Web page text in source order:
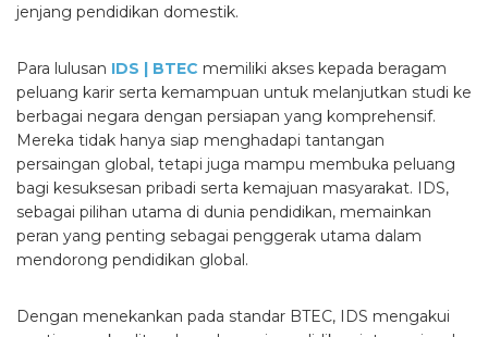
jenjang pendidikan domestik.
Para lulusan IDS | BTEC memiliki akses kepada beragam
peluang karir serta kemampuan untuk melanjutkan studi ke
berbagai negara dengan persiapan yang komprehensif.
Mereka tidak hanya siap menghadapi tantangan
persaingan global, tetapi juga mampu membuka peluang
bagi kesuksesan pribadi serta kemajuan masyarakat. IDS,
sebagai pilihan utama di dunia pendidikan, memainkan
peran yang penting sebagai penggerak utama dalam
mendorong pendidikan global.
Dengan menekankan pada standar BTEC, IDS mengakui